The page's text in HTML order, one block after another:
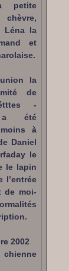
petite
Léna la
et
la
de
-
a été
à
Daniel
le
le lapin
l’entrée
de moi-
2002